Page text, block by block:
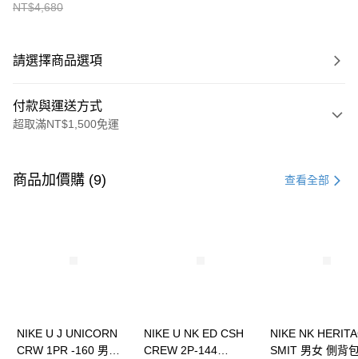
NT$4,680
請選擇商品選項
付款與運送方式
超取滿NT$1,500免運
信用卡一次付款
全盈+PAY
商品加價購 (9) 查看全部
NIKE U J UNICORN
CRW 1PR -160 男女
NIKE U NK ED CSH
CREW 2P-144
NIKE NK
SMIT 男女 側背